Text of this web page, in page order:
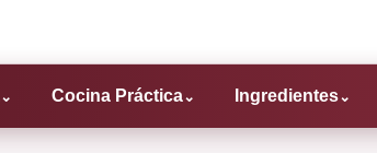
⌄ Cocina Práctica⌄ Ingredientes⌄